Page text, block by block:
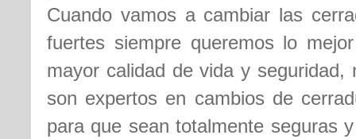
Cuando vamos a cambiar las
fuertes siempre queremos lo
mayor calidad de vida y
son expertos en cambios de
para que sean totalmente seguras